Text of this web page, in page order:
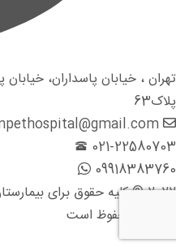
تهران ، خیابان پاسداران،
پلاک63
021-22580703
09918383760
2022 © کلیه حقوق برای
ایرانیان محفوظ است